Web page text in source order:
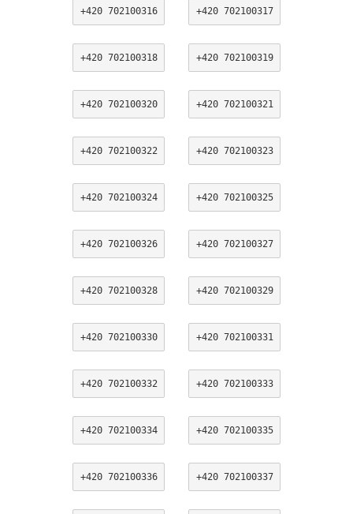
+420 702100316 +420 702100317
+420 702100318 +420 702100319
+420 702100320 +420 702100321
+420 702100322 +420 702100323
+420 702100324 +420 702100325
+420 702100326 +420 702100327
+420 702100328 +420 702100329
+420 702100330 +420 702100331
+420 702100332 +420 702100333
+420 702100334 +420 702100335
+420 702100336 +420 702100337